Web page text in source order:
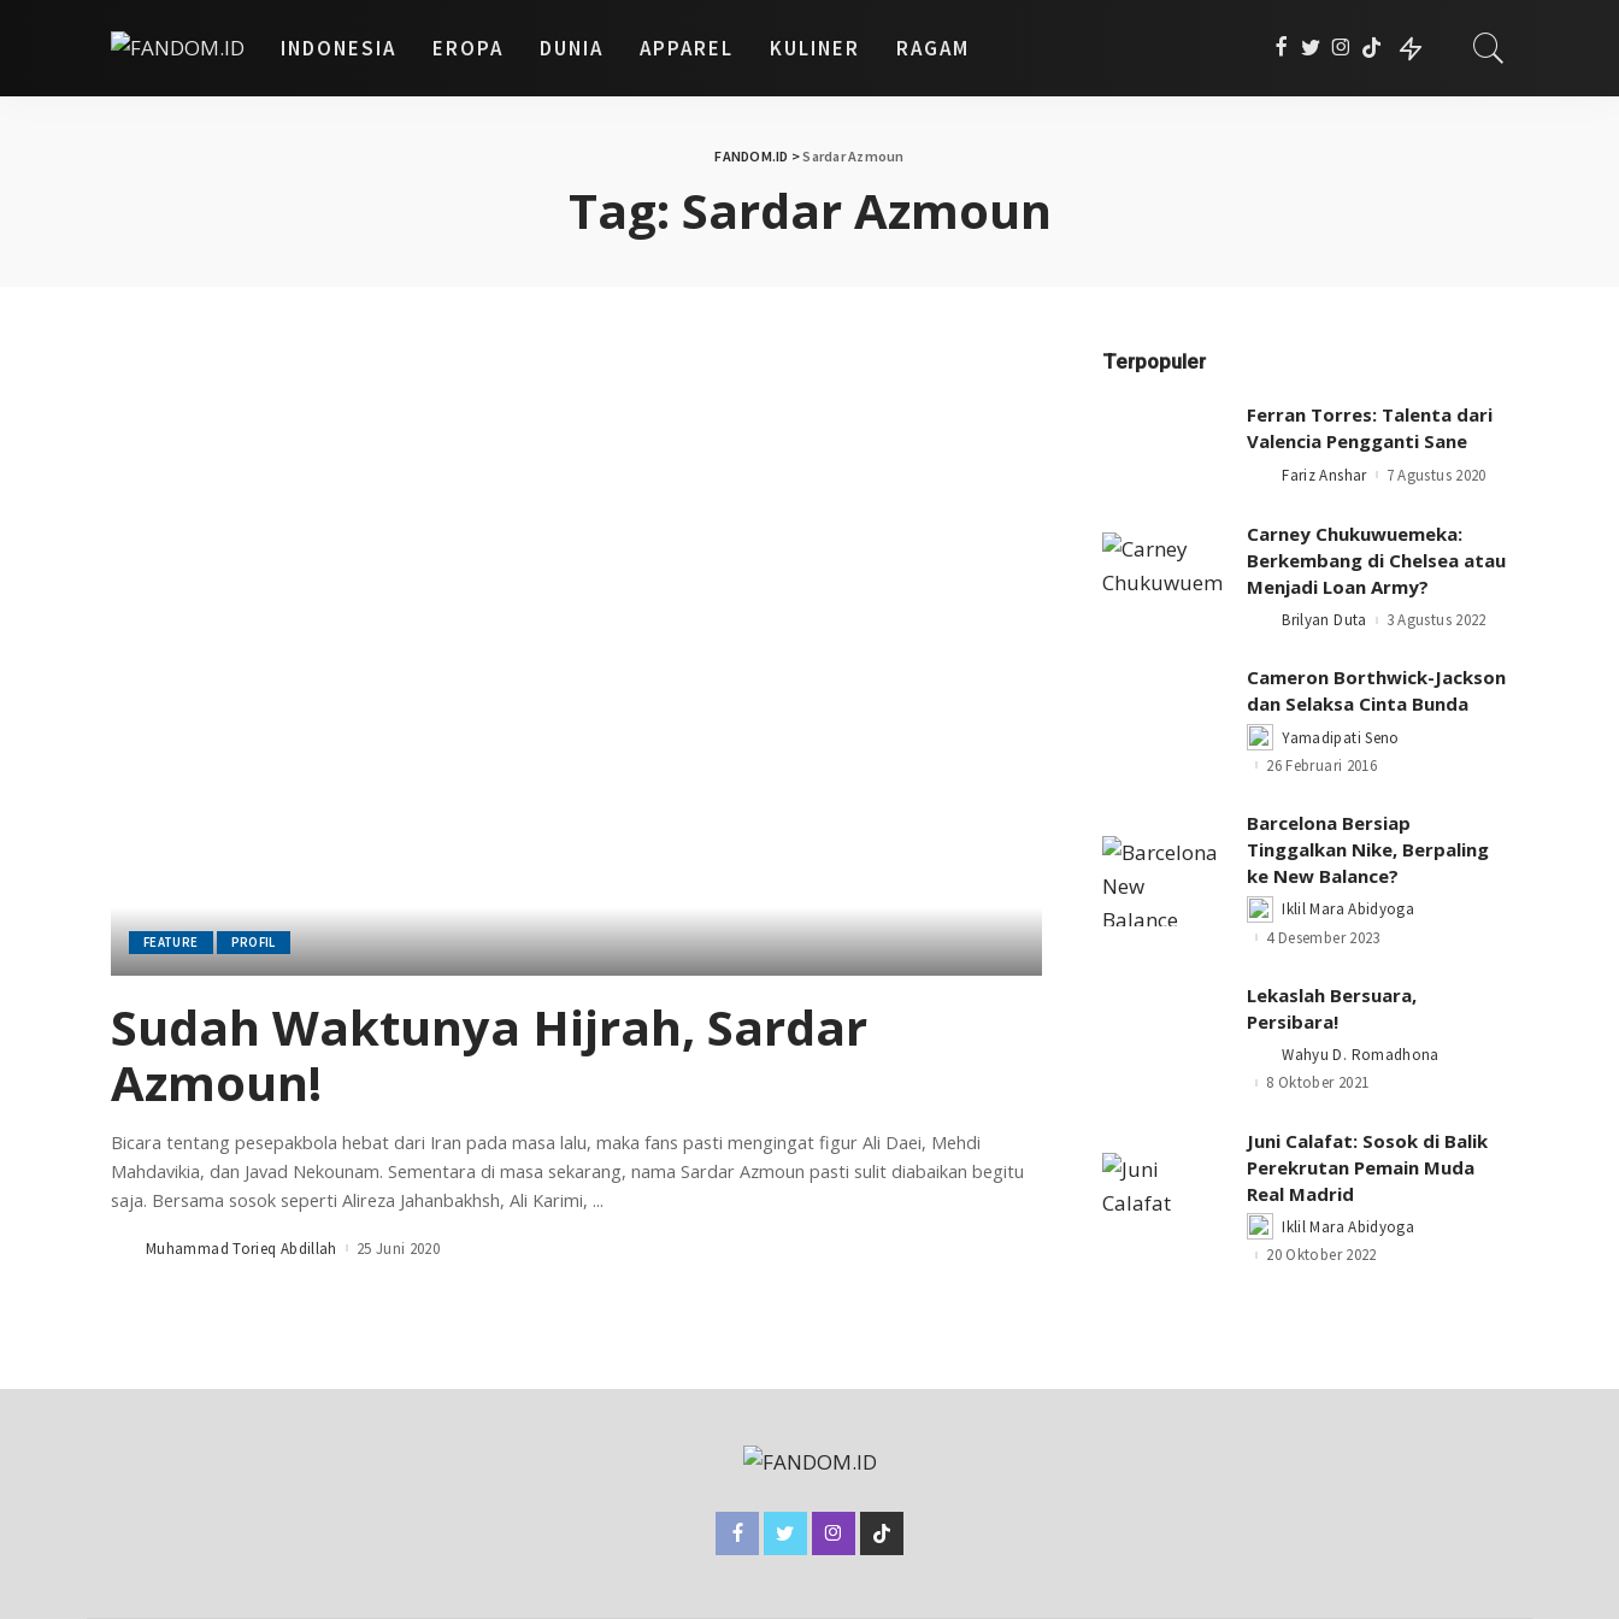
INDONESIA EROPA DUNIA APPAREL KULINER RAGAM
FANDOM.ID >Sardar Azmoun
Tag: Sardar Azmoun
FEATURE PROFIL
Sudah Waktunya Hijrah, Sardar
Azmoun!
Bicara tentang pesepakbola hebat dari Iran pada masa lalu, maka fans pasti mengingat figur Ali Daei, Mehdi
Mahdavikia, dan Javad Nekounam. Sementara di masa sekarang, nama Sardar Azmoun pasti sulit diabaikan begitu
saja. Bersama sosok seperti Alireza Jahanbakhsh, Ali Karimi, ...
PostedMuhammad Torieq Abdillah 25 Juni 2020
Terpopuler
Ferran Torres: Talenta dari
Valencia Pengganti Sane
PostedFariz Anshar 7 Agustus 2020
Carney Chukuwuemeka:
Berkembang di Chelsea atau
Menjadi Loan Army?
PostedBrilyan Duta 3 Agustus 2022
Cameron Borthwick-Jackson
dan Selaksa Cinta Bunda
Posted
by
Yamadipati Seno
26 Februari 2016
Barcelona Bersiap
Tinggalkan Nike, Berpaling
ke New Balance?
Posted
by
Iklil Mara Abidyoga
4 Desember 2023
Lekaslah Bersuara,
Persibara!
Posted
by
Wahyu D. Romadhona
8 Oktober 2021
Juni Calafat: Sosok di Balik
Perekrutan Pemain Muda
Real Madrid
Posted
by
Iklil Mara Abidyoga
20 Oktober 2022